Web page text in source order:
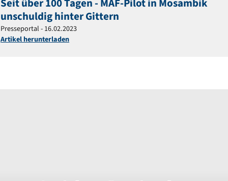
Seit über 100 Tagen - MAF-Pilot in Mosambik
unschuldig hinter Gittern
Presseportal - 16.02.2023
Artikel herunterladen